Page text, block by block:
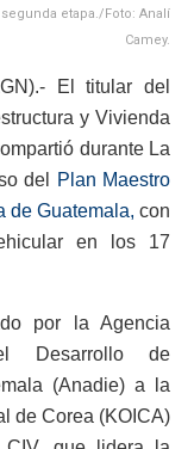
etapa./Foto: Analí
Camey.
El titular del
y Vivienda
durante La
del
Plan Maestro
de Guatemala, con
en los 17
por la Agencia
Desarrollo de
(Anadie) a la
de Corea (KOICA)